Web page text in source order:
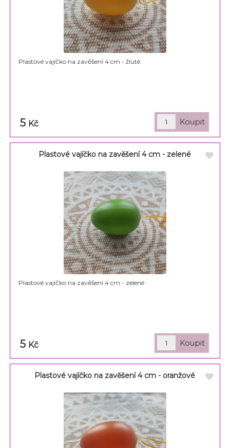
Plastové vajíčko na zavěšení 4 cm - žluté
5 Kč
Plastové vajíčko na zavěšení 4 cm - zelené
Plastové vajíčko na zavěšení 4 cm - zelené
5 Kč
Plastové vajíčko na zavěšení 4 cm - oranžové